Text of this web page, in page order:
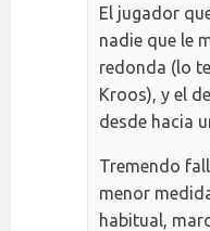
El jugador
nadie que le
redonda (lo
Kroos), y el
desde hacia
Tremendo
menor
habitual,